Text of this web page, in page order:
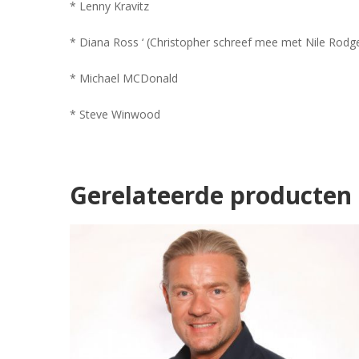
* Lenny Kravitz
* Diana Ross ‘ (Christopher schreef mee met Nile
* Michael MCDonald
* Steve Winwood
Gerelateerde producten